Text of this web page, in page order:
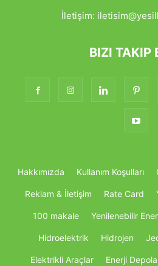
İletişim:
BIZI TAKIP
Hakkımızda Kullanım Koşulları
Reklam & İletişim Rate Card
100 makale Yenilenebilir
Hidroelektrik Hidrojen
Elektrikli Araçlar Enerji